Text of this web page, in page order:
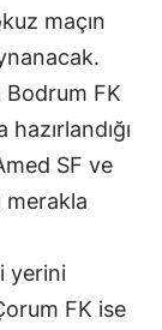
maçın
Bodrum FK
SF ve
merakla
yerini
FK ise